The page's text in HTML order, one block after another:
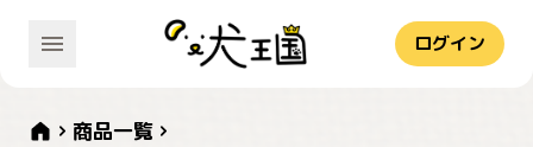
ログイン
商品一覧